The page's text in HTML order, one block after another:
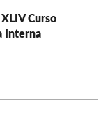
Curso
Interna